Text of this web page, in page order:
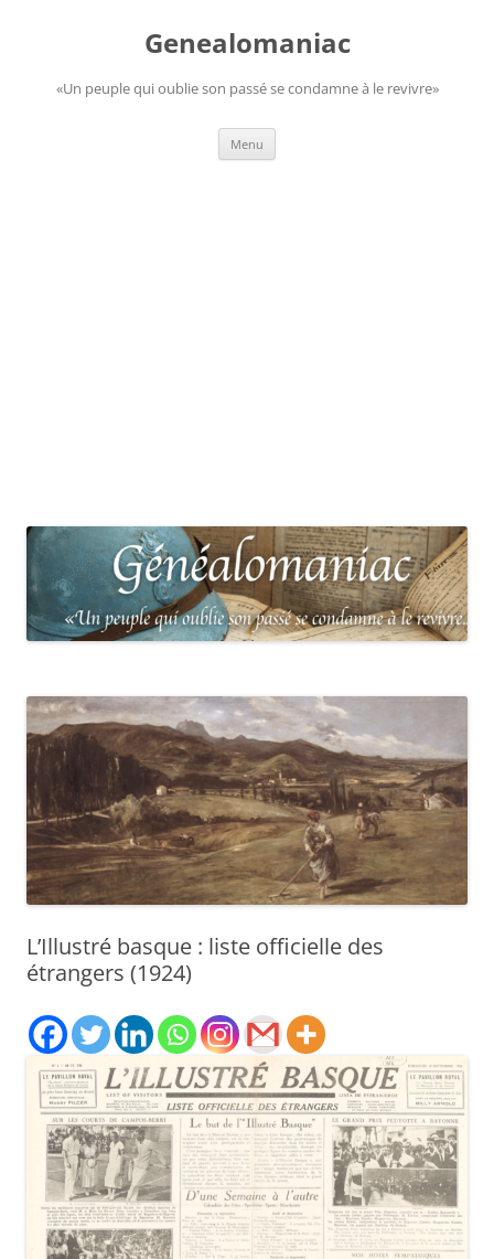
Genealomaniac
«Un peuple qui oublie son passé se condamne à le revivre»
Menu
L’Illustré basque : liste officielle des
étrangers (1924)